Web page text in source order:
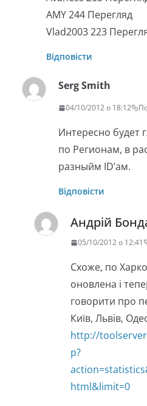
AMY 244 Перегляд
Vlad2003 223
Відповісти
Serg Smith
04/10/2012 о 18:12
Интересно будет
по Регионам, в
разныйм ID’ам.
Відповісти
Андрій
05/10/2012 о 12:41
Схоже, по
оновлена і
говорити про
Київ, Львів,
http://
p?
html&limit=0